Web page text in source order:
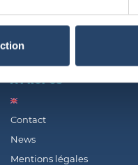
À PROPOS
Contact
News
Mentions légales